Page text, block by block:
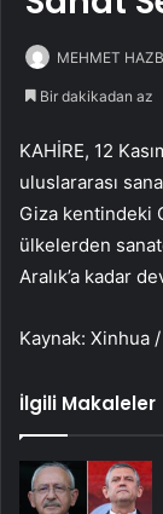
MEHMET
Bir dakikadan az
KAHİRE, 12
uluslararası
Giza kentindeki
ülkelerden
Aralık’a kadar
Kaynak: Xinhua
İlgili Makaleler